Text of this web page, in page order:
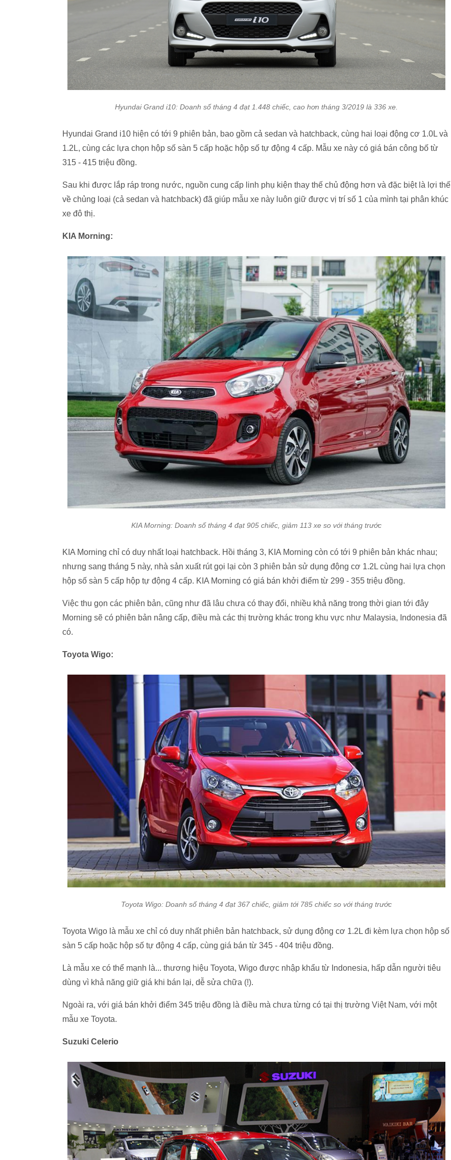
Hyundai Grand i10: Doanh số tháng 4 đạt 1.448 chiếc, cao hơn tháng 3/2019 là 336 xe.
Hyundai Grand i10 hiện có tới 9 phiên bản, bao gồm cả sedan và hatchback, cùng hai loại động cơ 1.0L và
1.2L, cùng các lựa chọn hộp số sàn 5 cấp hoặc hộp số tự động 4 cấp. Mẫu xe này có giá bán công bố từ
315 - 415 triệu đồng.
Sau khi được lắp ráp trong nước, nguồn cung cấp linh phụ kiện thay thế chủ động hơn và đặc biệt là lợi thế
về chủng loại (cả sedan và hatchback) đã giúp mẫu xe này luôn giữ được vị trí số 1 của mình tại phân khúc
xe đô thị.
KIA Morning:
KIA Morning: Doanh số tháng 4 đạt 905 chiếc, giảm 113 xe so với tháng trước
KIA Morning chỉ có duy nhất loại hatchback. Hồi tháng 3, KIA Morning còn có tới 9 phiên bản khác nhau;
nhưng sang tháng 5 này, nhà sản xuất rút gọi lại còn 3 phiên bản sử dụng động cơ 1.2L cùng hai lựa chọn
hộp số sàn 5 cấp hộp tự động 4 cấp. KIA Morning có giá bán khởi điểm từ 299 - 355 triệu đồng.
Việc thu gọn các phiên bản, cũng như đã lâu chưa có thay đổi, nhiều khả năng trong thời gian tới đây
Morning sẽ có phiên bản nâng cấp, điều mà các thị trường khác trong khu vực như Malaysia, Indonesia đã
có.
Toyota Wigo:
Toyota Wigo: Doanh số tháng 4 đạt 367 chiếc, giảm tới 785 chiếc so với tháng trước
Toyota Wigo là mẫu xe chỉ có duy nhất phiên bản hatchback, sử dụng động cơ 1.2L đi kèm lựa chọn hộp số
sàn 5 cấp hoặc hộp số tự động 4 cấp, cùng giá bán từ 345 - 404 triệu đồng.
Là mẫu xe có thể mạnh là... thương hiệu Toyota, Wigo được nhập khẩu từ Indonesia, hấp dẫn người tiêu
dùng vì khả năng giữ giá khi bán lại, dễ sửa chữa (!).
Ngoài ra, với giá bán khởi điểm 345 triệu đồng là điều mà chưa từng có tại thị trường Việt Nam, với một
mẫu xe Toyota.
Suzuki Celerio